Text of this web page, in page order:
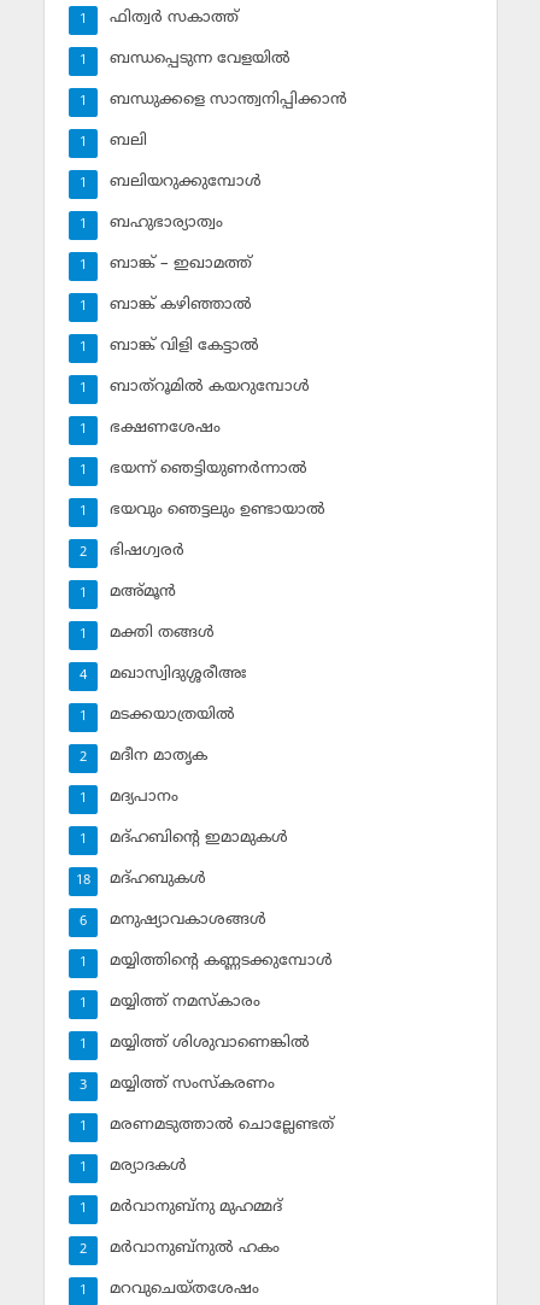
ഫിത്വര്‍ സകാത്ത്‌
1
ബന്ധപ്പെടുന്ന വേളയില്‍
1
ബന്ധുക്കളെ സാന്ത്വനിപ്പിക്കാന്‍
1
ബലി
1
ബലിയറുക്കുമ്പോള്‍
1
ബഹുഭാര്യാത്വം
1
ബാങ്ക് – ഇഖാമത്ത്
1
ബാങ്ക് കഴിഞ്ഞാല്‍
1
ബാങ്ക് വിളി കേട്ടാല്‍
1
ബാത്‌റൂമില്‍ കയറുമ്പോള്‍
1
ഭക്ഷണശേഷം
1
ഭയന്ന് ഞെട്ടിയുണര്‍ന്നാല്‍
1
ഭയവും ഞെട്ടലും ഉണ്ടായാല്‍
1
ഭിഷഗ്വരര്‍
2
മഅ്മൂന്‍
1
മക്തി തങ്ങള്‍
1
മഖാസ്വിദുശ്ശരീഅഃ
4
മടക്കയാത്രയില്‍
1
മദീന മാതൃക
2
മദ്യപാനം
1
മദ്ഹബിന്റെ ഇമാമുകള്‍
1
മദ്ഹബുകള്‍
18
മനുഷ്യാവകാശങ്ങള്‍
6
മയ്യിത്തിന്റെ കണ്ണടക്കുമ്പോള്‍
1
മയ്യിത്ത് നമസ്‌കാരം
1
മയ്യിത്ത് ശിശുവാണെങ്കില്‍
1
മയ്യിത്ത് സംസ്‌കരണം
3
മരണമടുത്താല്‍ ചൊല്ലേണ്ടത്
1
മര്യാദകള്‍
1
മര്‍വാനുബ്‌നു മുഹമ്മദ്
1
മര്‍വാനുബ്‌നുല്‍ ഹകം
2
മറവുചെയ്തശേഷം
1